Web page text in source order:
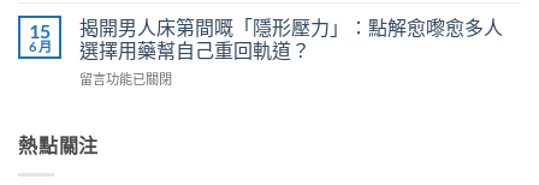
教
你
安
效
改
威
而
使
得
用
7
步
＋
副
而
鋼
vs
樂
成
15
6 月
揭開男人床第間嘅「隱形壓力」：點解愈嚟愈多人
選擇用藥幫自己重回軌道？
在
男
人
留言功能已關閉
熱點關注